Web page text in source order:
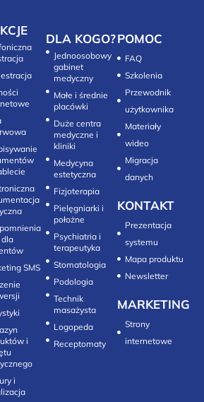
dla
SMS
i
i
DLA KOGO?
Jednoosobowy
gabinet
medyczny
Małe i średnie
placówki
Duże centra
medyczne i
kliniki
Medycyna
estetyczna
Fizjoterapia
Pielęgniarki i
położne
Psychiatria i
terapeutyka
Stomatologia
Technik
masażysta
Logopeda
POMOC
FAQ
Szkolenia
Przewodnik
użytkownika
Materiały
wideo
Migracja
danych
KONTAKT
Prezentacja
systemu
Mapa produktu
Newsletter
MARKETING
Strony
internetowe